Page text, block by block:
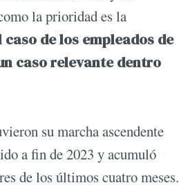
la prioridad es la
caso de los empleados de
caso relevante dentro
su marcha ascendente
a fin de 2023 y acumuló
de los últimos cuatro meses.